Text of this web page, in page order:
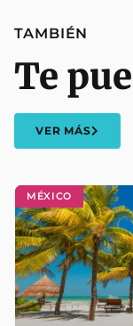
MÉXICO
TAMBIÉN
Te
VER MÁS